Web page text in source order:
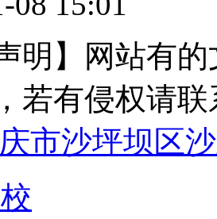
明】网站有
若有侵权请联
市沙坪坝区